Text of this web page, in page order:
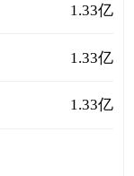
1.33亿
1.33亿
1.33亿